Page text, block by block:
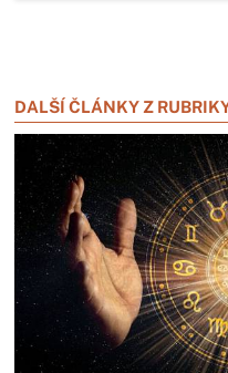
DALŠÍ ČLÁNKY Z